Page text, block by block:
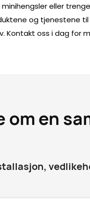
eller
og tjenestene
Kontakt oss i dag for
om en